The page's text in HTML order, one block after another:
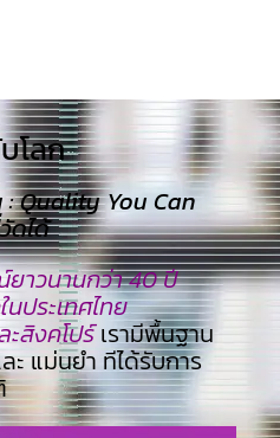
โลก​
Quality You Can
ดได้
าวนานกว่า 40 ปี
ประเทศไทย
ะสิงคโปร์เรามีพื้นฐาน
แม่นยำ ทีไ่ด้รับการ